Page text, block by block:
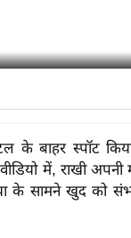
के बाहर स्पॉट
में, राखी अपनी
के सामने खुद को